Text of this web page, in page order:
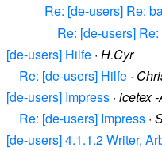
Re: [de-users] Re:
Re: [de-users]
[de-users] Hilfe · H.Cyr
Re: [de-users] Hilfe ·
[de-users] Impress · icetex
Re: [de-users] Impress ·
[de-users] 4.1.1.2 Writer,